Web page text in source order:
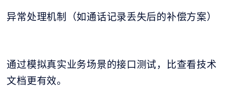
异常处理机制（如通话记录丢失后的补偿方案）
通过模拟真实业务场景的接口测试，比查看技术
文档更有效。